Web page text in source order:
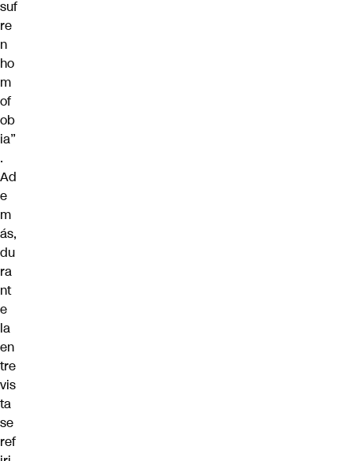
suf
re
n
ho
m
of
ob
ia”
.
Ad
e
m
ás,
du
ra
nt
e
la
en
tre
vis
ta
se
ref